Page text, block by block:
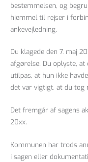
bestemmelsen, og
hjemmel til rejser i
ankevejledning.
Du klagede den 7. maj
afgørelse. Du oplyste,
utilpas, at hun ikke
det var vigtigt, at du tog
Det fremgår af sagens
20xx.
Kommunen har trods
i sagen eller